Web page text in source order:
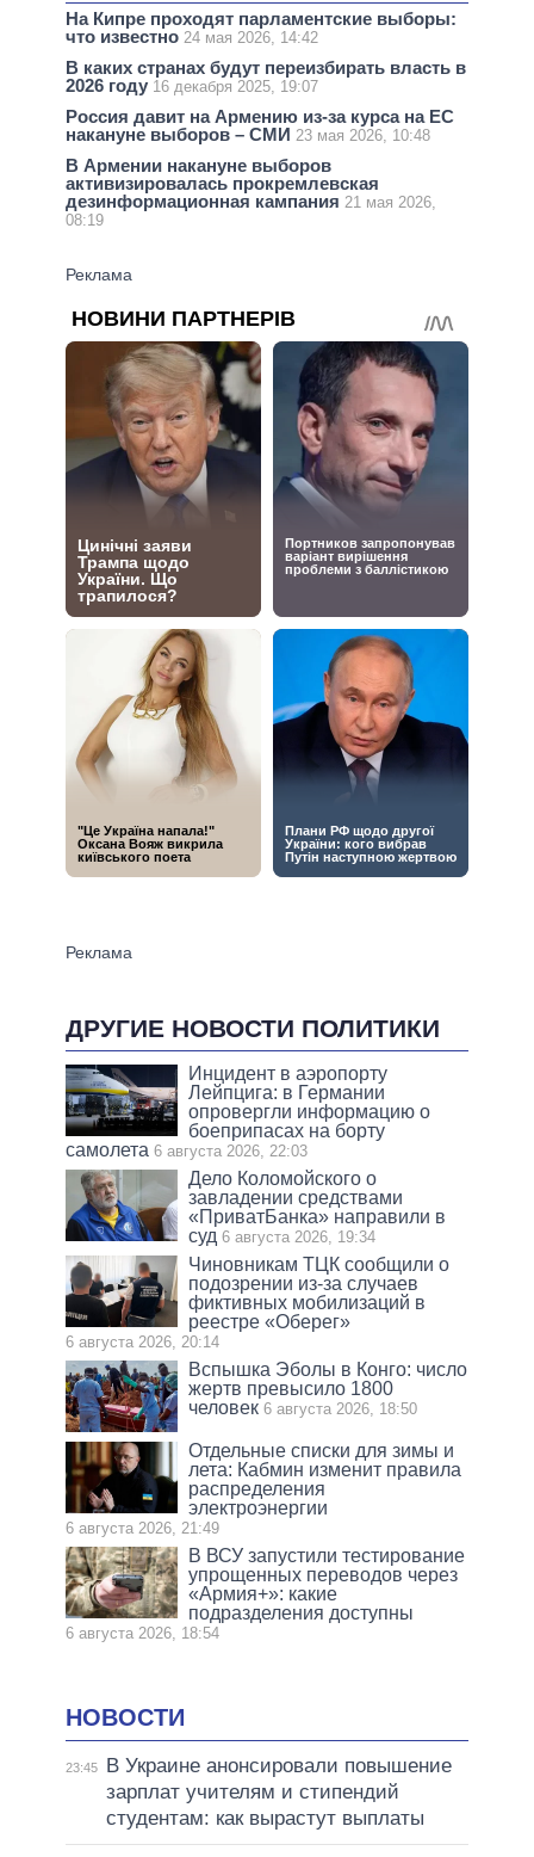
На Кипре проходят парламентские выборы:
что известно 24 мая 2026, 14:42
В каких странах будут переизбирать власть в
2026 году 16 декабря 2025, 19:07
Россия давит на Армению из-за курса на ЕС
накануне выборов – СМИ 23 мая 2026, 10:48
В Армении накануне выборов
активизировалась прокремлевская
дезинформационная кампания 21 мая 2026,
08:19
ДРУГИЕ НОВОСТИ ПОЛИТИКИ
Инцидент в аэропорту
Лейпцига: в Германии
опровергли информацию о
боеприпасах на борту
самолета 6 августа 2026, 22:03
Дело Коломойского о
завладении средствами
«ПриватБанка» направили в
суд 6 августа 2026, 19:34
Чиновникам ТЦК сообщили о
подозрении из-за случаев
фиктивных мобилизаций в
реестре «Оберег»
6 августа 2026, 20:14
Вспышка Эболы в Конго: число
жертв превысило 1800
человек 6 августа 2026, 18:50
Отдельные списки для зимы и
лета: Кабмин изменит правила
распределения
электроэнергии
6 августа 2026, 21:49
В ВСУ запустили тестирование
упрощенных переводов через
«Армия+»: какие
подразделения доступны
6 августа 2026, 18:54
НОВОСТИ
23:45
В Украине анонсировали повышение
зарплат учителям и стипендий
студентам: как вырастут выплаты